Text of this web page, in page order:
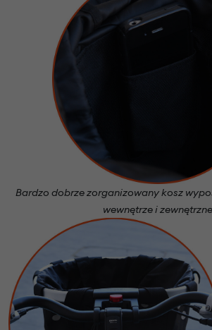
Bardzo dobrze zorganizowany kosz
wewnętrze i zewnętrzne